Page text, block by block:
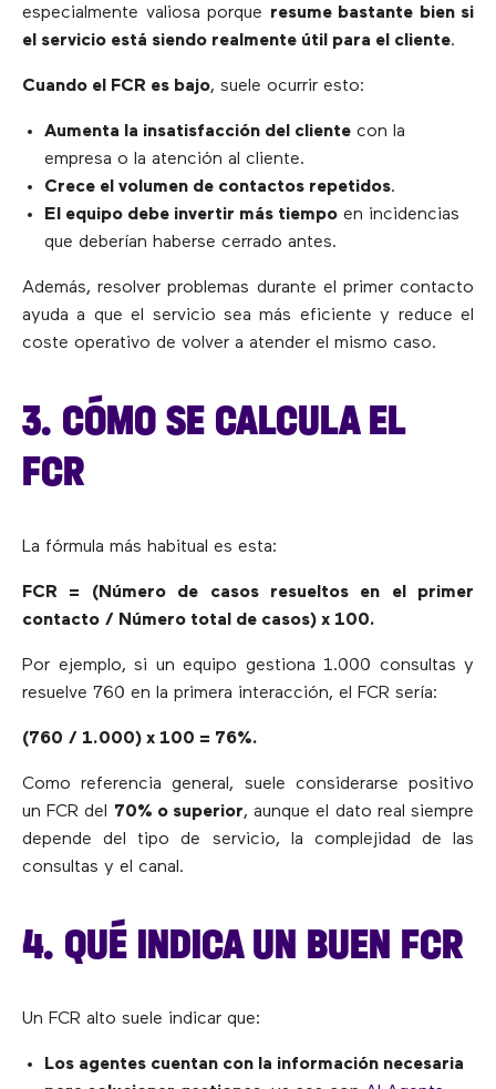
especialmente valiosa porque resume bastante bien si
el servicio está siendo realmente útil para el cliente.
Cuando el FCR es bajo, suele ocurrir esto:
Aumenta la insatisfacción del cliente con la
empresa o la atención al cliente.
Crece el volumen de contactos repetidos.
El equipo debe invertir más tiempo en incidencias
que deberían haberse cerrado antes.
Además, resolver problemas durante el primer contacto
ayuda a que el servicio sea más eficiente y reduce el
coste operativo de volver a atender el mismo caso.
3. CÓMO SE CALCULA EL
FCR
La fórmula más habitual es esta:
FCR = (Número de casos resueltos en el primer
contacto / Número total de casos) x 100.
Por ejemplo, si un equipo gestiona 1.000 consultas y
resuelve 760 en la primera interacción, el FCR sería:
(760 / 1.000) x 100 = 76%.
Como referencia general, suele considerarse positivo
un FCR del 70% o superior, aunque el dato real siempre
depende del tipo de servicio, la complejidad de las
consultas y el canal.
4. QUÉ INDICA UN BUEN FCR
Un FCR alto suele indicar que:
Los agentes cuentan con la información necesaria